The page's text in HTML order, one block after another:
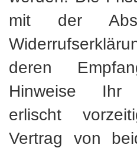
mit der
deren
Hinweise Ihr
erlischt
Vertrag von